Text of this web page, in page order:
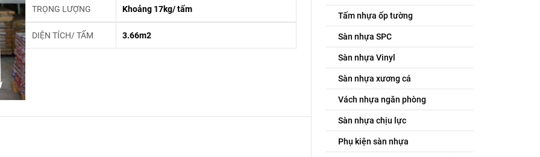
TRỌNG LƯỢNG Khoảng 17kg/ tấm
DIỆN TÍCH/ TẤM 3.66m2
Tấm nhựa ốp tường
Sàn nhựa SPC
Sàn nhựa Vinyl
Sàn nhựa xương cá
Vách nhựa ngăn phòng
Sàn nhựa chịu lực
Phụ kiện sàn nhựa